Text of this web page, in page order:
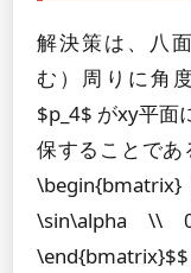
解決策は、八
む）周りに角
$p_4$ がxy平面
保することであ
\sin\alpha \\